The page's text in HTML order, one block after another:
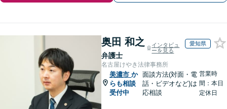
奥田 和之
弁護士
インタビュ
ーを見る
愛知県
名古屋けやき法律事務所
美濃市 か
らも相談
受付中
面談方法(対面・電
話・ビデオなど)は
応相談
営業時
間：本日
定休日